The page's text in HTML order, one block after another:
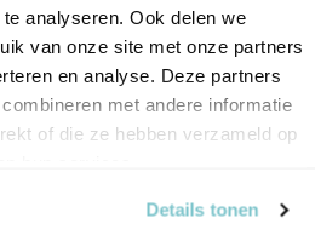
analyseren. Ook delen we
van onze site met onze partners
en analyse. Deze partners
met andere informatie
of die ze hebben verzameld op
Details tonen